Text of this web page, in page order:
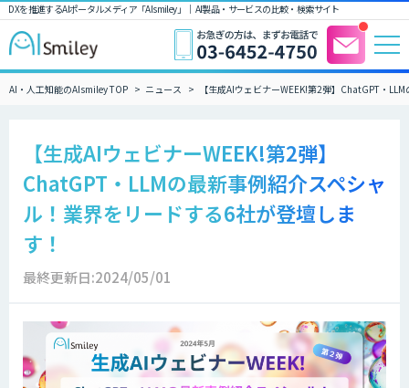
DXを推進するAIポータルメディア「AIsmiley」｜ AI製品・サービスの比較・検索サイト
AI・人工知能のAIsmiley TOP ニュース 【生成AIウェビナーWEEK!第2弾】ChatGPT・
【生成AIウェビナーWEEK!第2弾】
ChatGPT・LLMの最新事例紹介スペシャ
ル！業界をリードする6社が登壇しま
す！
最終更新日:2024/05/01